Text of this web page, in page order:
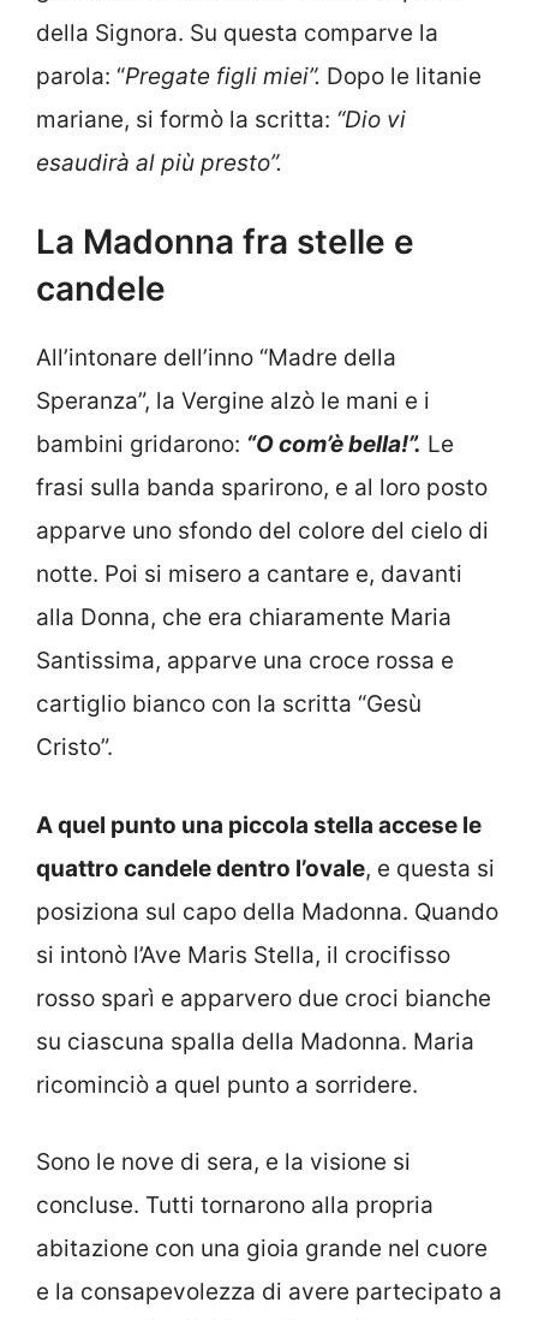
della Signora. Su questa comparve la
parola: “Pregate figli miei”. Dopo le litanie
mariane, si formò la scritta: “Dio vi
esaudirà al più presto”.
La Madonna fra stelle e
candele
All’intonare dell’inno “Madre della
Speranza”, la Vergine alzò le mani e i
bambini gridarono: “O com’è bella!”. Le
frasi sulla banda sparirono, e al loro posto
apparve uno sfondo del colore del cielo di
notte. Poi si misero a cantare e, davanti
alla Donna, che era chiaramente Maria
Santissima, apparve una croce rossa e
cartiglio bianco con la scritta “Gesù
Cristo”.
A quel punto una piccola stella accese le
quattro candele dentro l’ovale, e questa si
posiziona sul capo della Madonna. Quando
si intonò l’Ave Maris Stella, il crocifisso
rosso sparì e apparvero due croci bianche
su ciascuna spalla della Madonna. Maria
ricominciò a quel punto a sorridere.
Sono le nove di sera, e la visione si
concluse. Tutti tornarono alla propria
abitazione con una gioia grande nel cuore
e la consapevolezza di avere partecipato a